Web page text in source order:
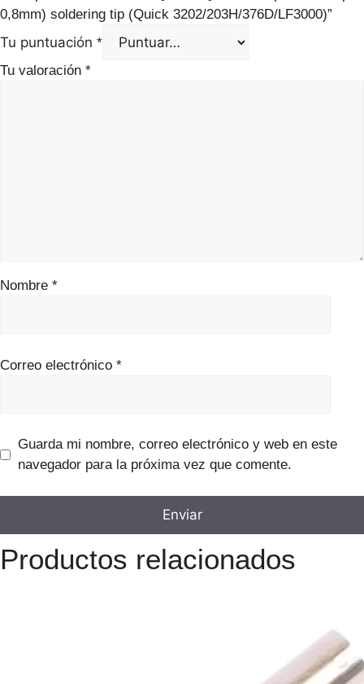
0,8mm) soldering tip (Quick 3202/203H/376D/LF3000)”
Tu puntuación *
Tu valoración *
Nombre *
Correo electrónico *
Guarda mi nombre, correo electrónico y web en este
navegador para la próxima vez que comente.
Productos relacionados